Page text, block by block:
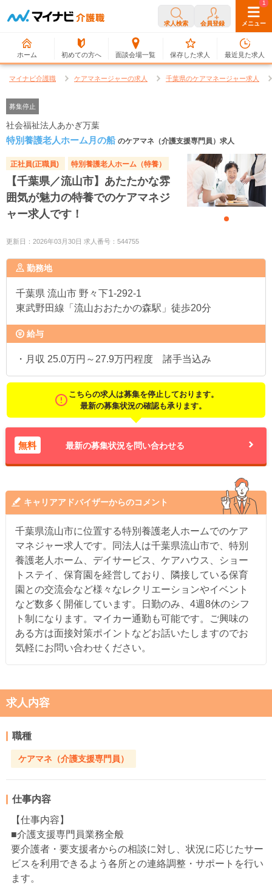
求人検索 会員登録 メニュー
ホーム 初めての方へ 面談会場一覧
0
保存した求人
1
最近見た求人
マイナビ介護職 ケアマネージャーの求人 千葉県のケアマネージャー求人
募集停止
社会福祉法人あかぎ万葉
特別養護老人ホーム月の船 のケアマネ（介護支援専門員）求人
正社員(正職員) 特別養護老人ホーム（特養）
【千葉県／流山市】あたたかな雰
囲気が魅力の特養でのケアマネジ
ャー求人です！
更新日：2026年03月30日 求人番号：544755
勤務地
千葉県 流山市 野々下1-292-1
東武野田線「流山おおたかの森駅」徒歩20分
給与
・月収 25.0万円～27.9万円程度 諸手当込み
こちらの求人は募集を停止しております。
最新の募集状況の確認も承ります。
無料 最新の募集状況を問い合わせる
キャリアアドバイザーからのコメント
千葉県流山市に位置する特別養護老人ホームでのケア
マネジャー求人です。同法人は千葉県流山市で、特別
養護老人ホーム、デイサービス、ケアハウス、ショー
トステイ、保育園を経営しており、隣接している保育
園との交流会など様々なレクリエーションやイベント
など数多く開催しています。日勤のみ、4週8休のシフ
ト制になります。マイカー通勤も可能です。ご興味の
ある方は面接対策ポイントなどお話いたしますのでお
気軽にお問い合わせください。
求人内容
職種
ケアマネ（介護支援専門員）
仕事内容
【仕事内容】
■介護支援専門員業務全般
要介護者・要支援者からの相談に対し、状況に応じたサー
ビスを利用できるよう各所との連絡調整・サポートを行い
ます。